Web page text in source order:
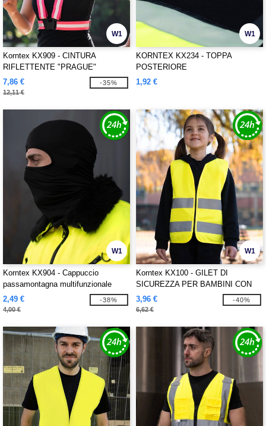
W1
Korntex KX909 - CINTURA
RIFLETTENTE "PRAGUE"
7,86 €
12,11 €
-35%
W1
KORNTEX KX234 - TOPPA
POSTERIORE
1,92 €
W1
Korntex KX904 - Cappuccio
passamontagna multifunzionale
2,49 €
4,00 €
-38%
W1
Korntex KX100 - GILET DI
SICUREZZA PER BAMBINI CON
ZIP
3,96 €
6,62 €
-40%